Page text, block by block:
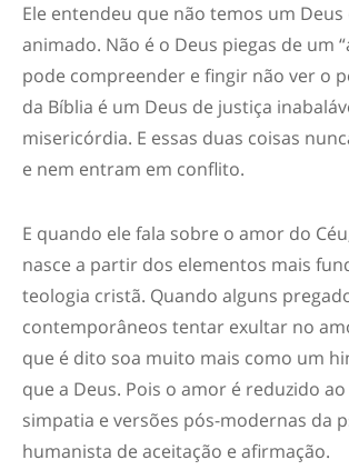
Ele entendeu que não temos um
animado. Não é o Deus piegas de um
pode compreender e fingir não ver o
da Bíblia é um Deus de justiça
misericórdia. E essas duas coisas
e nem entram em conflito.
E quando ele fala sobre o amor do
nasce a partir dos elementos mais
teologia cristã. Quando alguns
contemporâneos tentar exultar no
que é dito soa muito mais como um
que a Deus. Pois o amor é reduzido
simpatia e versões pós-modernas da
humanista de aceitação e afirmação.